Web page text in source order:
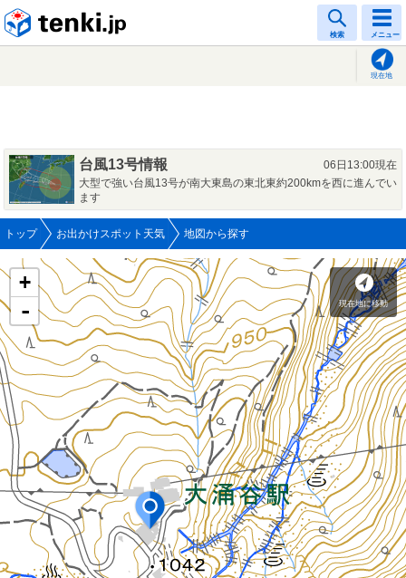
検索 メニュー
現在地
台風13号情報
06日13:00現在
大型で強い台風13号が南大東島の東北東約200kmを西に進んでい
ます
トップ お出かけスポット天気 地図から探す
現在地に移動
+
-